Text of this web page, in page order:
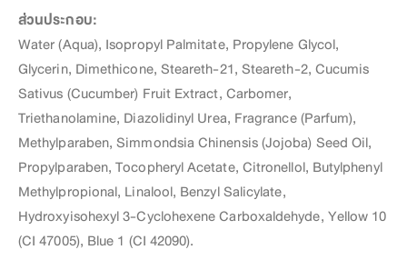
ส่วนประกอบ:
Water (Aqua), Isopropyl Palmitate, Propylene Glycol,
Glycerin, Dimethicone, Steareth-21, Steareth-2, Cucumis
Sativus (Cucumber) Fruit Extract, Carbomer,
Triethanolamine, Diazolidinyl Urea, Fragrance (Parfum),
Methylparaben, Simmondsia Chinensis (Jojoba) Seed Oil,
Propylparaben, Tocopheryl Acetate, Citronellol, Butylphenyl
Methylpropional, Linalool, Benzyl Salicylate,
Hydroxyisohexyl 3-Cyclohexene Carboxaldehyde, Yellow 10
(CI 47005), Blue 1 (CI 42090).